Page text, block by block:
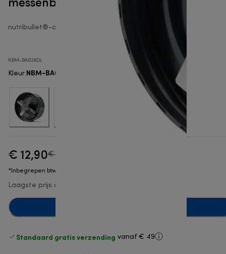
nutribullet®-accessoires blender
NBM-BA028DL
Kleur:NBM-BA028DL
€ 12,90€ 17,90
*Inbegrepen btw
Laagste prijs afgelopen 30 dagen
Standaard gratis verzending vanaf € 49